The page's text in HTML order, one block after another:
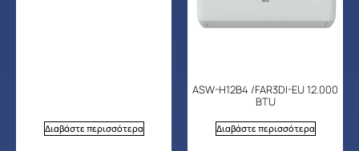
Διαβάστε περισσότερα
ASW-H12B4 /FAR3DI-EU 12.000
BTU
Διαβάστε περισσότερα